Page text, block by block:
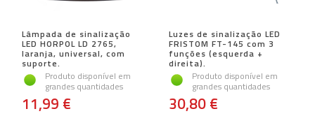
Lâmpada de sinalização
LED HORPOL LD 2765,
laranja, universal, com
suporte.
Produto disponível em
grandes quantidades
11,99 €
Luzes de sinalização LED
FRISTOM FT-145 com 3
funções (esquerda +
direita).
Produto disponível em
grandes quantidades
30,80 €